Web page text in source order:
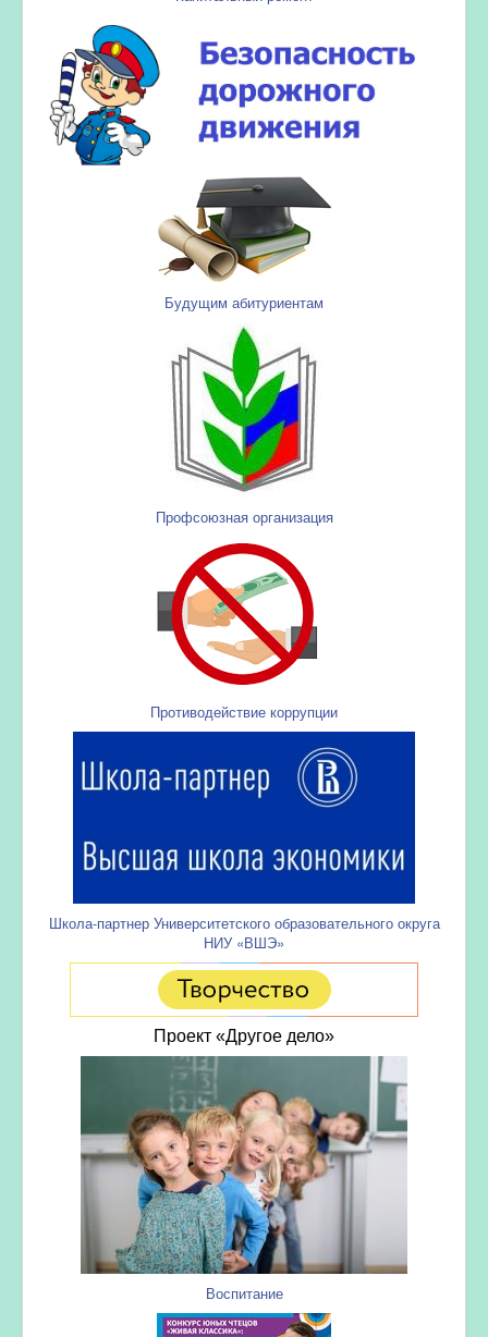
Будущим абитуриентам
Профсоюзная организация
Противодействие коррупции
Школа-партнер Университетского образовательного округа
НИУ «ВШЭ»
Проект «Другое дело»
Воспитание